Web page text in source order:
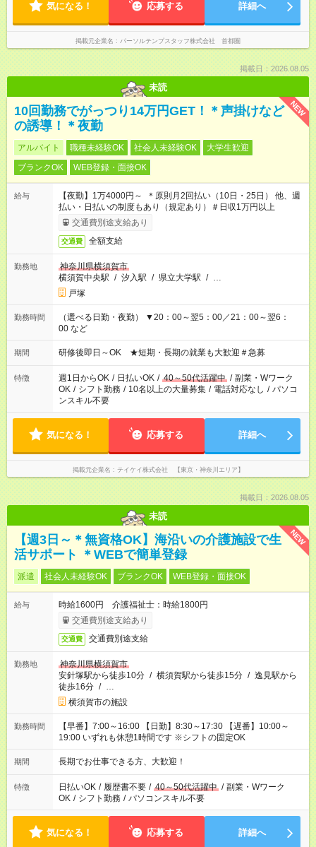
気になる！ 応募する 詳細へ
掲載元企業名 パーソルテンプスタッフ株式会社 首都圏
掲載日：2026.08.05
未読
NEW
10回勤務でがっつり14万円GET！＊声掛けなど
の誘導！＊夜勤
アルバイト 職種未経験OK 社会人未経験OK
大学生歓迎
ブランクOK
WEB登録・面接OK
給与
【夜勤】1万4000円～ ＊原則月2回払い（10日・25日） 他、週
払い・日払いの制度もあり（規定あり）＃日収1万円以上
交通費別途支給あり
交通費 全額支給
勤務地
神奈川県横須賀市
横須賀中央駅 / 汐入駅 / 県立大学駅 / …
戸塚
勤務時間
（選べる日勤・夜勤） ▼20：00～翌5：00／21：00～翌6：
00 など
期間 研修後即日～OK ★短期・長期の就業も大歓迎＃急募
特徴 週1日からOK / 日払いOK / 40～50代活躍中 / 副業・Wワーク
OK / シフト勤務 / 10名以上の大量募集 / 電話対応なし / パソコ
ンスキル不要
気になる！ 応募する 詳細へ
掲載元企業名 テイケイ株式会社 【東京・神奈川エリア】
掲載日：2026.08.05
未読
NEW
【週3日～＊無資格OK】海沿いの介護施設で生
活サポート ＊WEBで簡単登録
派遣 社会人未経験OK ブランクOK WEB登録・面接OK
給与
時給1600円 介護福祉士：時給1800円
交通費別途支給あり
交通費 交通費別途支給
勤務地
神奈川県横須賀市
安針塚駅から徒歩10分 / 横須賀駅から徒歩15分 / 逸見駅から
徒歩16分 / …
横須賀市の施設
勤務時間
【早番】7:00～16:00 【日勤】8:30～17:30 【遅番】10:00～
19:00 いずれも休憩1時間です ※シフトの固定OK
期間 長期でお仕事できる方、大歓迎！
特徴 日払いOK / 履歴書不要 / 40～50代活躍中 / 副業・Wワーク
OK / シフト勤務 / パソコンスキル不要
気になる！ 応募する 詳細へ